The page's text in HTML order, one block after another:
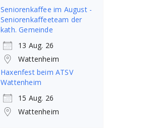
Seniorenkaffee im August -
Seniorenkaffeeteam der
kath. Gemeinde
13 Aug. 26
Wattenheim
Haxenfest beim ATSV
Wattenheim
15 Aug. 26
Wattenheim